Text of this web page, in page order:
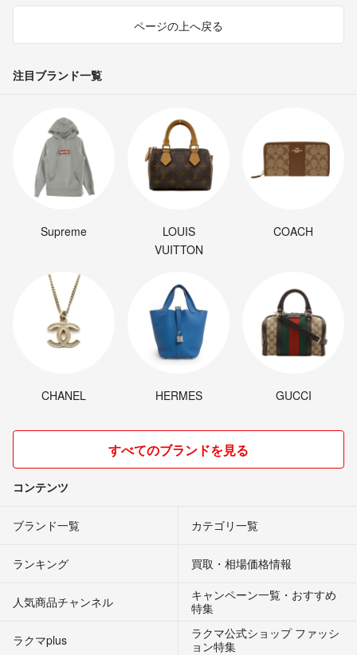
ページの上へ戻る
注目ブランド一覧
Supreme
LOUIS
VUITTON
COACH
CHANEL HERMES GUCCI
すべてのブランドを見る
コンテンツ
ブランド一覧 カテゴリ一覧
ランキング 買取・相場価格情報
人気商品チャンネル
キャンペーン一覧・おすすめ
特集
ラクマplus
ラクマ公式ショップ ファッシ
ョン特集